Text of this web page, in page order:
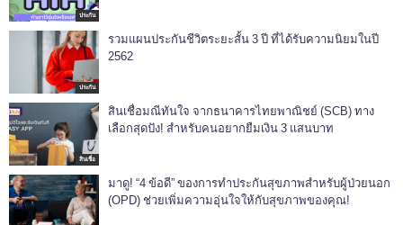
ประกัน
ประกัน
รวมแผนประกันชีวิตระยะสั้น 3 ปี ที่ได้รับความนิยมในปี
2562
สินเชื่อ
สินเชื่อมณีทันใจ จากธนาคารไทยพาณิชย์ (SCB) ทาง
เลือกสุดปัง! สำหรับคนอยากยืมเงิน 3 แสนบาท
มาดู! “4 ข้อดี” ของการทำประกันสุขภาพสำหรับผู้ป่วยนอก
(OPD) ช่วยเพิ่มความอุ่นใจให้กับสุขภาพของคุณ!